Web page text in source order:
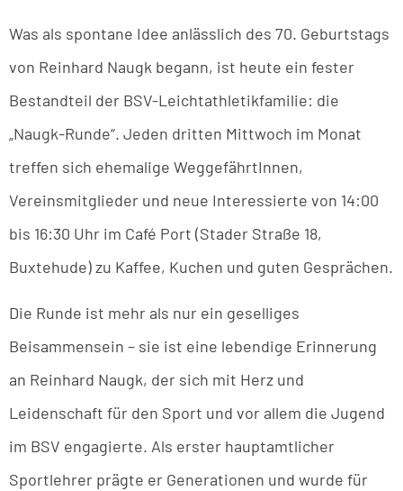
Was als spontane Idee anlässlich des 70. Geburtstags
von Reinhard Naugk begann, ist heute ein fester
Bestandteil der BSV-Leichtathletikfamilie: die
„Naugk-Runde“. Jeden dritten Mittwoch im Monat
treffen sich ehemalige WeggefährtInnen,
Vereinsmitglieder und neue Interessierte von 14:00
bis 16:30 Uhr im Café Port (Stader Straße 18,
Buxtehude) zu Kaffee, Kuchen und guten Gesprächen.
Die Runde ist mehr als nur ein geselliges
Beisammensein – sie ist eine lebendige Erinnerung
an Reinhard Naugk, der sich mit Herz und
Leidenschaft für den Sport und vor allem die Jugend
im BSV engagierte. Als erster hauptamtlicher
Sportlehrer prägte er Generationen und wurde für